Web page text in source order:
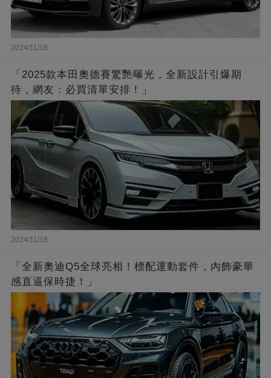
2024/11/18
「2025款本田奧德賽驚艷曝光，全新設計引爆期
待，網友：必買清單安排！」
2024/11/18
「全新奧迪Q5全球亮相！標配運動套件，內飾豪華
感直逼保時捷！」